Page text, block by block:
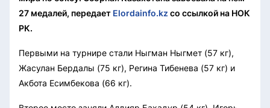
27 медалей, передает Elordainfo.kz со ссылкой на НОК
РК.
Первыми на турнире стали Ныгман Ныгмет (57 кг),
Жасулан Бердалы (75 кг), Регина Тибенева (57 кг) и
Акбота Есимбекова (66 кг).